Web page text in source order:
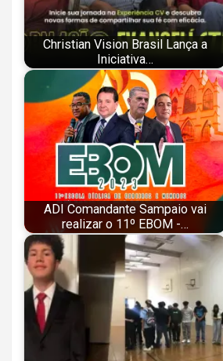
Christian Vision Brasil Lança a
Iniciativa…
ADI Comandante Sampaio vai
realizar o 11º EBOM -…